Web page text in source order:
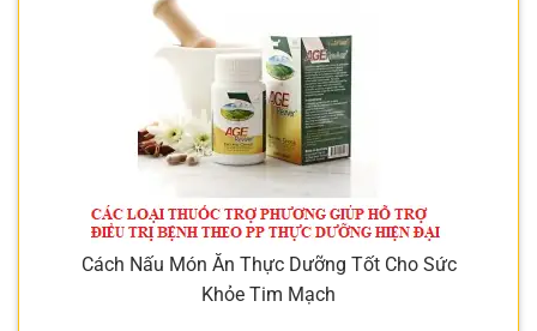
Cách Nấu Món Ăn Thực Dưỡng Tốt Cho Sức
Khỏe Tim Mạch